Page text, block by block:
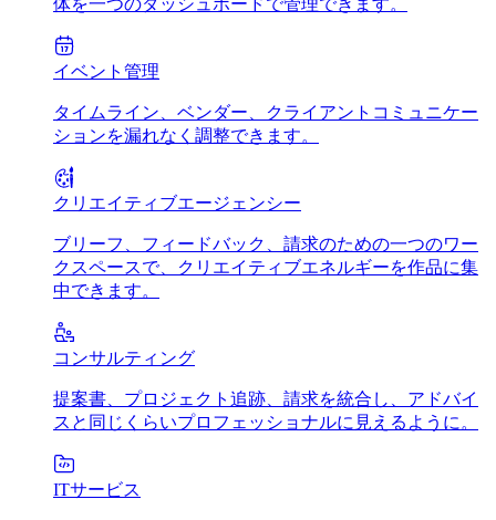
体を一つのダッシュボードで管理できます。
イベント管理
タイムライン、ベンダー、クライアントコミュニケー
ションを漏れなく調整できます。
クリエイティブエージェンシー
ブリーフ、フィードバック、請求のための一つのワー
クスペースで、クリエイティブエネルギーを作品に集
中できます。
コンサルティング
提案書、プロジェクト追跡、請求を統合し、アドバイ
スと同じくらいプロフェッショナルに見えるように。
ITサービス